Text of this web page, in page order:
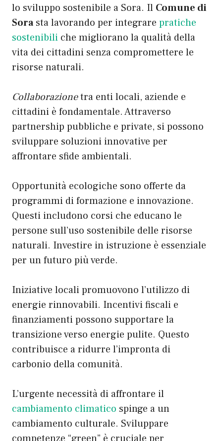
lo sviluppo sostenibile a Sora. Il Comune di
Sorasta lavorando per integrare pratiche
sostenibili che migliorano la qualità della
vita dei cittadini senza compromettere le
risorse naturali.
Collaborazionetra enti locali, aziende e
cittadini è fondamentale. Attraverso
partnership pubbliche e private, si possono
sviluppare soluzioni innovative per
affrontare sfide ambientali.
Opportunità ecologiche sono offerte da
programmi di formazione e innovazione.
Questi includono corsi che educano le
persone sull’uso sostenibile delle risorse
naturali. Investire in istruzione è essenziale
per un futuro più verde.
Iniziative locali promuovono l’utilizzo di
energie rinnovabili. Incentivi fiscali e
finanziamenti possono supportare la
transizione verso energie pulite. Questo
contribuisce a ridurre l’impronta di
carbonio della comunità.
L’urgente necessità di affrontare il
cambiamento climatico spinge a un
cambiamento culturale. Sviluppare